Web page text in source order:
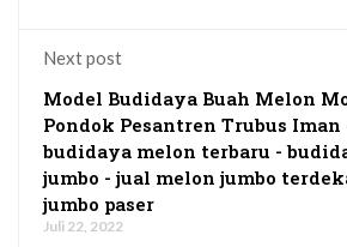
Next post
Model Budidaya Buah Melon
Pondok Pesantren Trubus
budidaya melon terbaru -
jumbo - jual melon jumbo
jumbo paser
Juli 22, 2022